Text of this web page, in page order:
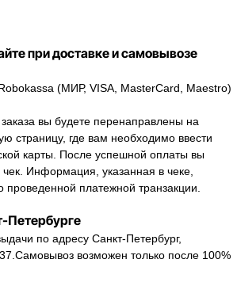
при доставке и самовывозе
(МИР, VISA, MasterCard, Maestro)
вы будете перенаправлены на
страницу, где вам необходимо ввести
карты. После успешной оплаты вы
Информация, указанная в чеке,
платежной транзакции.
Петербурге
по адресу Санкт-Петербург,
возможен только после 100%
Новости
Контакты
Санкт-Петербург,
Загородный пр-т, 37